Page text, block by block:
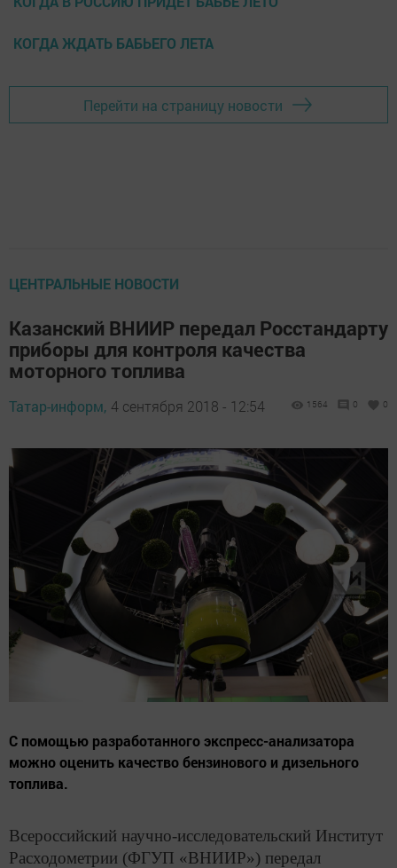
КОГДА ЖДАТЬ БАБЬЕГО ЛЕТА
Перейти на страницу новости
ЦЕНТРАЛЬНЫЕ НОВОСТИ
Казанский ВНИИР передал Росстандарту
приборы для контроля качества
моторного топлива
Татар-информ, 4 сентября 2018 - 12:54 1564 0 0
С помощью разработанного экспресс-анализатора
можно оценить качество бензинового и дизельного
топлива.
Всероссийский научно-исследовательский Институт
Расходометрии (ФГУП «ВНИИР») передал